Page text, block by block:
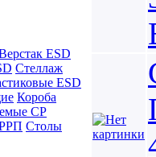
ESD
Стеллаж
ESD
Короба
СР
Столы